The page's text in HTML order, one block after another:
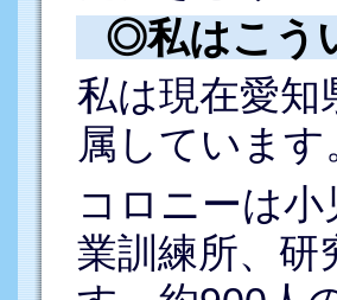
◎私はこう
私は現在愛知
属しています
コロニーは
業訓練所、研